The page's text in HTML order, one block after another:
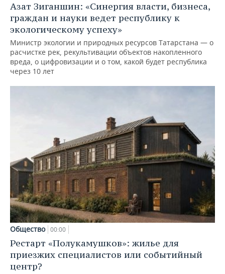
Азат Зиганшин: «Синергия власти, бизнеса,
граждан и науки ведет республику к
экологическому успеху»
Министр экологии и природных ресурсов Татарстана — о
расчистке рек, рекультивации объектов накопленного
вреда, о цифровизации и о том, какой будет республика
через 10 лет
Общество 00:00
Рестарт «Полукамушков»: жилье для
приезжих специалистов или событийный
центр?